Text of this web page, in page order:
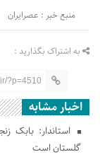
منبع خبر : عصرایران
به اشتراک بگذارید :
?p=4510
اخبار مشابه
گلستان است